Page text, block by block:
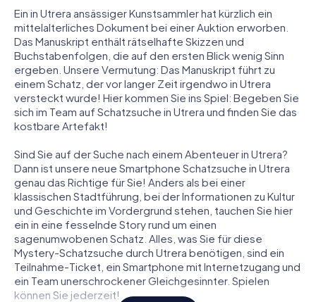
Ein in Utrera ansässiger Kunstsammler hat kürzlich ein
mittelalterliches Dokument bei einer Auktion erworben.
Das Manuskript enthält rätselhafte Skizzen und
Buchstabenfolgen, die auf den ersten Blick wenig Sinn
ergeben. Unsere Vermutung: Das Manuskript führt zu
einem Schatz, der vor langer Zeit irgendwo in Utrera
versteckt wurde! Hier kommen Sie ins Spiel: Begeben Sie
sich im Team auf Schatzsuche in Utrera und finden Sie das
kostbare Artefakt!
Sind Sie auf der Suche nach einem Abenteuer in Utrera?
Dann ist unsere neue Smartphone Schatzsuche in Utrera
genau das Richtige für Sie! Anders als bei einer
klassischen Stadtführung, bei der Informationen zu Kultur
und Geschichte im Vordergrund stehen, tauchen Sie hier
ein in eine fesselnde Story rund um einen
sagenumwobenen Schatz. Alles, was Sie für diese
Mystery-Schatzsuche durch Utrera benötigen, sind ein
Teilnahme-Ticket, ein Smartphone mit Internetzugang und
ein Team unerschrockener Gleichgesinnter. Spielen
können Sie jederzeit!